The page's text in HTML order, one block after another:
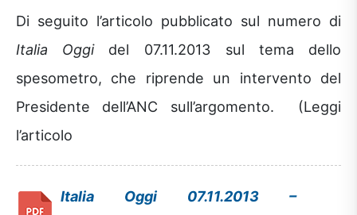
Di seguito l’articolo pubblicato sul numero di
Italia Oggidel 07.11.2013 sul tema dello
spesometro, che riprende un intervento del
Presidente dell’ANC sull’argomento. (Leggi
l’articolo
Italia Oggi 07.11.2013 –